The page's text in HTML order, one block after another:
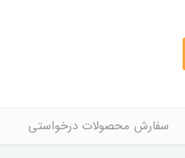
سفارش محصولات درخواستی